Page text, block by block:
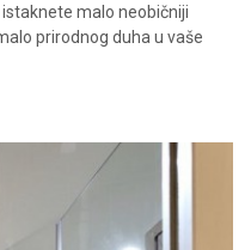
malo neobičniji
prirodnog duha u vaše